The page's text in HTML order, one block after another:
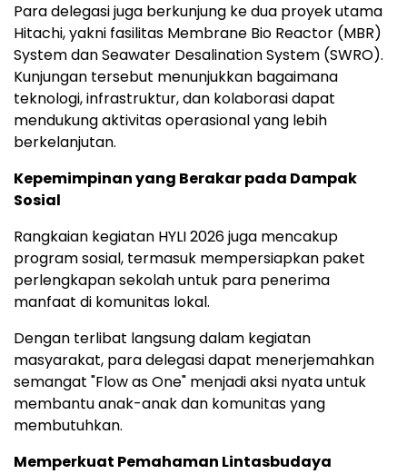
Para delegasi juga berkunjung ke dua proyek utama
Hitachi, yakni fasilitas Membrane Bio Reactor (MBR)
System dan Seawater Desalination System (SWRO).
Kunjungan tersebut menunjukkan bagaimana
teknologi, infrastruktur, dan kolaborasi dapat
mendukung aktivitas operasional yang lebih
berkelanjutan.
Kepemimpinan yang Berakar pada Dampak
Sosial
Rangkaian kegiatan HYLI 2026 juga mencakup
program sosial, termasuk mempersiapkan paket
perlengkapan sekolah untuk para penerima
manfaat di komunitas lokal.
Dengan terlibat langsung dalam kegiatan
masyarakat, para delegasi dapat menerjemahkan
semangat "Flow as One" menjadi aksi nyata untuk
membantu anak-anak dan komunitas yang
membutuhkan.
Memperkuat Pemahaman Lintasbudaya